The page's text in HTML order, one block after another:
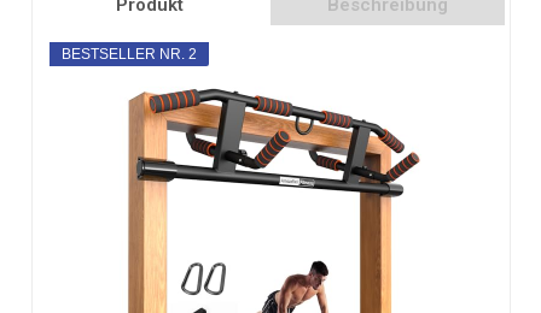
Produkt Beschreibung
BESTSELLER NR. 2